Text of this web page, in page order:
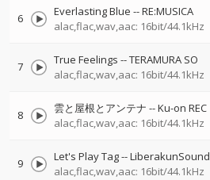
6 Everlasting Blue --RE:MUSICA
alac,flac,wav,aac: 16bit/44.1kHz
7 True Feelings --TERAMURA SO
alac,flac,wav,aac: 16bit/44.1kHz
8 雲と屋根とアンテナ --Ku-on REC
alac,flac,wav,aac: 16bit/44.1kHz
9 Let's Play Tag--LiberakunSound
alac,flac,wav,aac: 16bit/44.1kHz